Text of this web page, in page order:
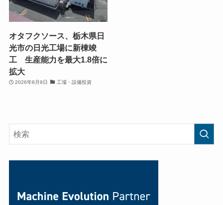
オタフクソース、栃木県日
光市の日光工場に新棟竣
工 生産能力を最大1.8倍に
拡大
2026年8月9日 工場・設備投資